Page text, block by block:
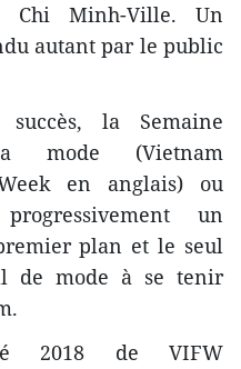
Chi Minh-Ville. Un
autant par le public
la Semaine
mode (Vietnam
en anglais) ou
un
plan et le seul
de mode à se tenir
2018 de VIFW